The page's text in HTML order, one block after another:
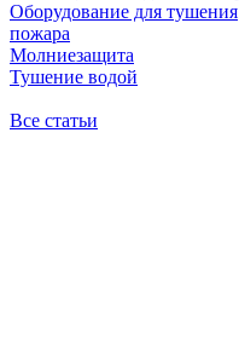
Оборудование для тушения
пожара
Молниезащита
Тушение водой
Все статьи